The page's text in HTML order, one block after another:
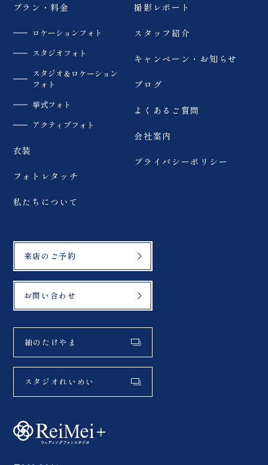
プラン・料金
ロケーションフォト
スタジオフォト
スタジオ＆ロケーション
フォト
挙式フォト
アクティブフォト
衣装
フォトレタッチ
私たちについて
撮影レポート
スタッフ紹介
キャンペーン・お知らせ
ブログ
よくあるご質問
会社案内
プライバシーポリシー
来店のご予約
お問い合わせ
紬のたけやま
スタジオれいめい